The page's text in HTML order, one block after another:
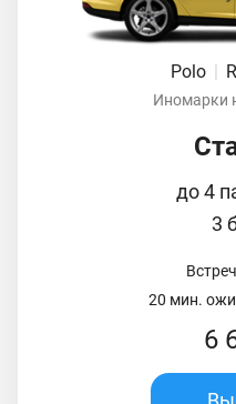
Polo |
Иномарки
до 4
3
20 мин.
6